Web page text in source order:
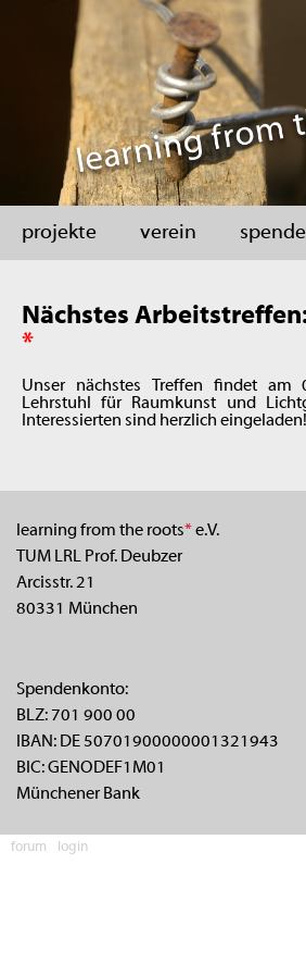
projekte verein
Nächstes
*
Unser nächstes Treffen findet am
Lehrstuhl für Raumkunst und
Interessierten sind herzlich eingeladen!
learning from the roots*e.V.
TUM LRL Prof. Deubzer
Arcisstr. 21
80331 München
Spendenkonto:
BLZ: 701 900 00
IBAN: DE 50701900000001321943
BIC: GENODEF1M01
Münchener Bank
login
forum